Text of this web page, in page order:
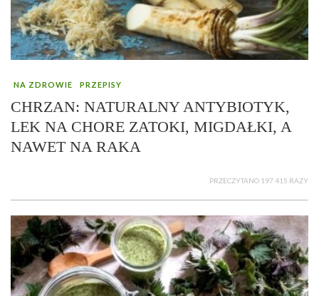
NA ZDROWIE PRZEPISY
CHRZAN: NATURALNY ANTYBIOTYK,
LEK NA CHORE ZATOKI, MIGDAŁKI, A
NAWET NA RAKA
PRZECZYTANO 197 415 RAZY